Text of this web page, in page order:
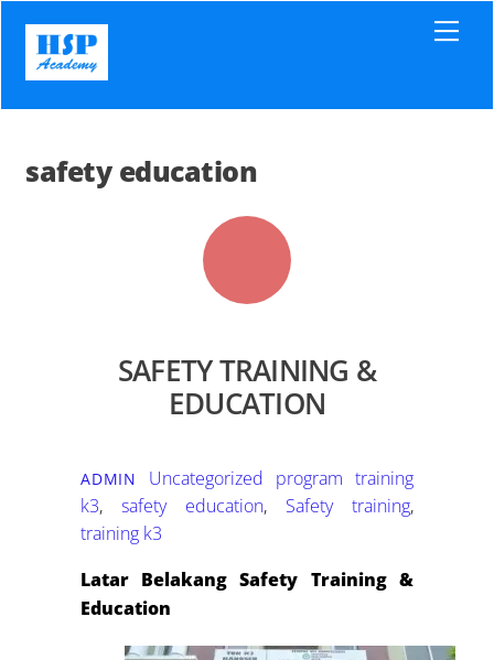
content
safety education
SAFETY TRAINING &
EDUCATION
ADMIN Uncategorized program training
k3,safety education, Safety training,
training k3
Latar Belakang Safety Training &
Education